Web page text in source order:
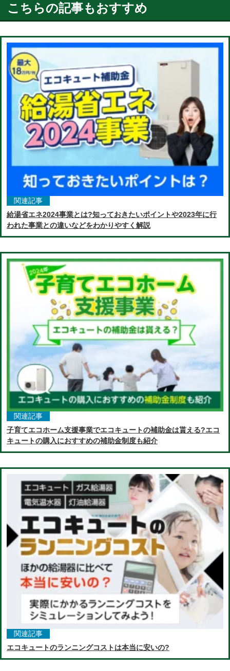
こちらの記事もおすすめ
関連記事
給湯省エネ2024事業とは?知っておきたいポイントや2023年に行
われた事業との違いなどをわかりやすく解説
関連記事
子育てエコホーム支援事業でエコキュートの補助金は貰える?エコ
キュートの購入におすすめの補助金制度も紹介
関連記事
エコキュートのランニングコストは本当に安いの?